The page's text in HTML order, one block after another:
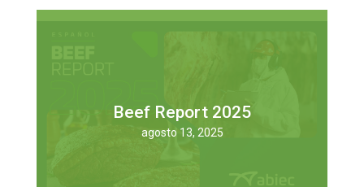
Beef Report 2025
agosto 13, 2025
agosto 13, 2025